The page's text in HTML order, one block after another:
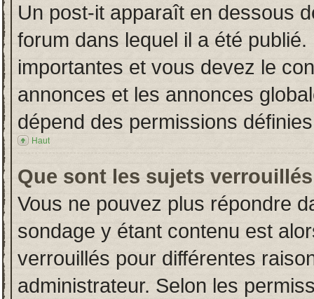
Un post-it apparaît en dessous
forum dans lequel il a été
importantes et vous devez le
annonces et les annonces
dépend des permissions
Haut
Que sont les sujets
Vous ne pouvez plus répondre
sondage y étant contenu est
verrouillés pour différentes
administrateur. Selon les